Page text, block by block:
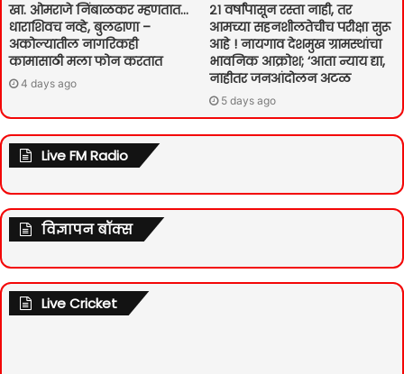
खा. ओमराजे निंबाळकर म्हणतात…
धाराशिवच नव्हे, बुलढाणा –
अकोल्यातील नागरिकही
कामासाठी मला फोन करतात
4 days ago
२१ वर्षांपासून रस्ता नाही, तर
आमच्या सहनशीलतेचीच परीक्षा सुरू
आहे ! नायगाव देशमुख ग्रामस्थांचा
भावनिक आक्रोश; ‘आता न्याय द्या,
नाहीतर जनआंदोलन अटळ
5 days ago
Live FM Radio
विज्ञापन बॉक्स
Live Cricket